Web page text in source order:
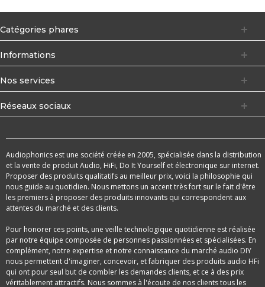
Catégories phares
Informations
Nos services
Réseaux sociaux
Audiophonics est une société créée en 2005, spécialisée dans la distribution
et la vente de produit Audio, HiFi, Do It Yourself et électronique sur internet.
Proposer des produits qualitatifs au meilleur prix, voici la philosophie qui
nous guide au quotidien. Nous mettons un accent très fort sur le fait d'être
les premiers à proposer des produits innovants qui correspondent aux
attentes du marché et des clients.
Pour honorer ces points, une veille technologique quotidienne est réalisée
par notre équipe composée de personnes passionnées et spécialisées. En
complément, notre expertise et notre connaissance du marché audio DIY
nous permettent d'imaginer, concevoir, et fabriquer des produits audio HFi
qui ont pour seul but de combler les demandes clients, et ce à des prix
véritablement attractifs. Nous sommes à l'écoute de nos clients tous les